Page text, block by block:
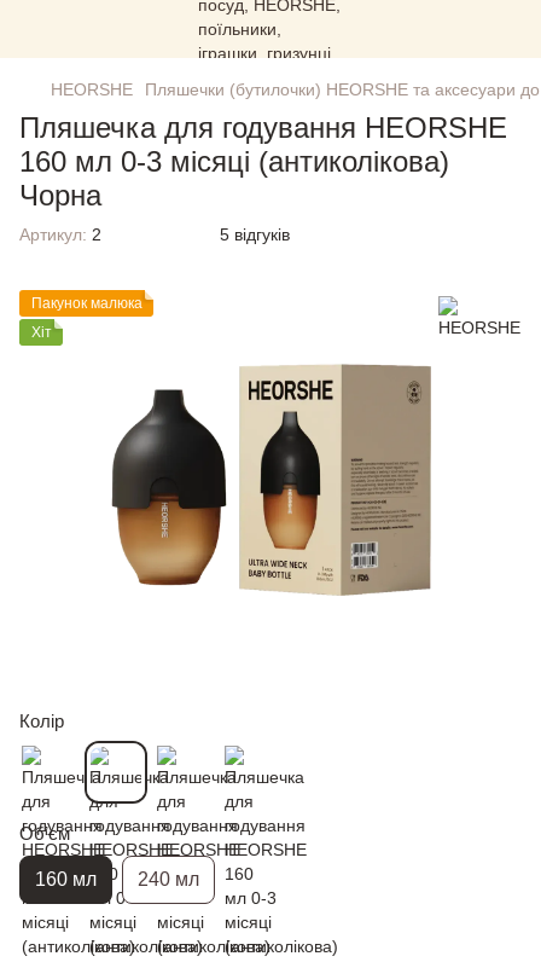
HEORSHE Пляшечки (бутилочки) HEORSHE та аксесуари
Пляшечка для годування HEORSHE
160 мл 0-3 місяці (антиколікова)
Чорна
Артикул: 2 5 відгуків
Пакунок малюка
Хіт
Колір
Обʼєм
160 мл 240 мл